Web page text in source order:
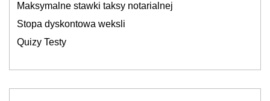
Maksymalne stawki taksy notarialnej
Stopa dyskontowa weksli
Quizy Testy